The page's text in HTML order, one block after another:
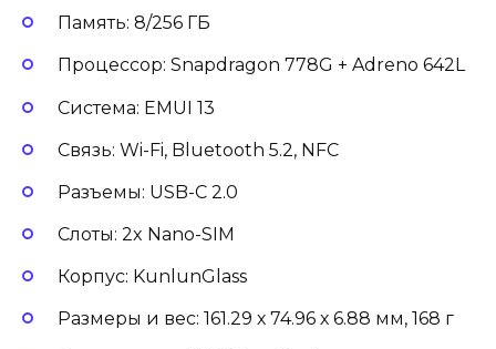
Память: 8/256 ГБ
Процессор: Snapdragon 778G + Adreno 642L
Система: EMUI 13
Связь: Wi-Fi, Bluetooth 5.2, NFC
Разъемы: USB-C 2.0
Слоты: 2x Nano-SIM
Корпус: KunlunGlass
Размеры и вес: 161.29 х 74.96 х 6.88 мм, 168 г